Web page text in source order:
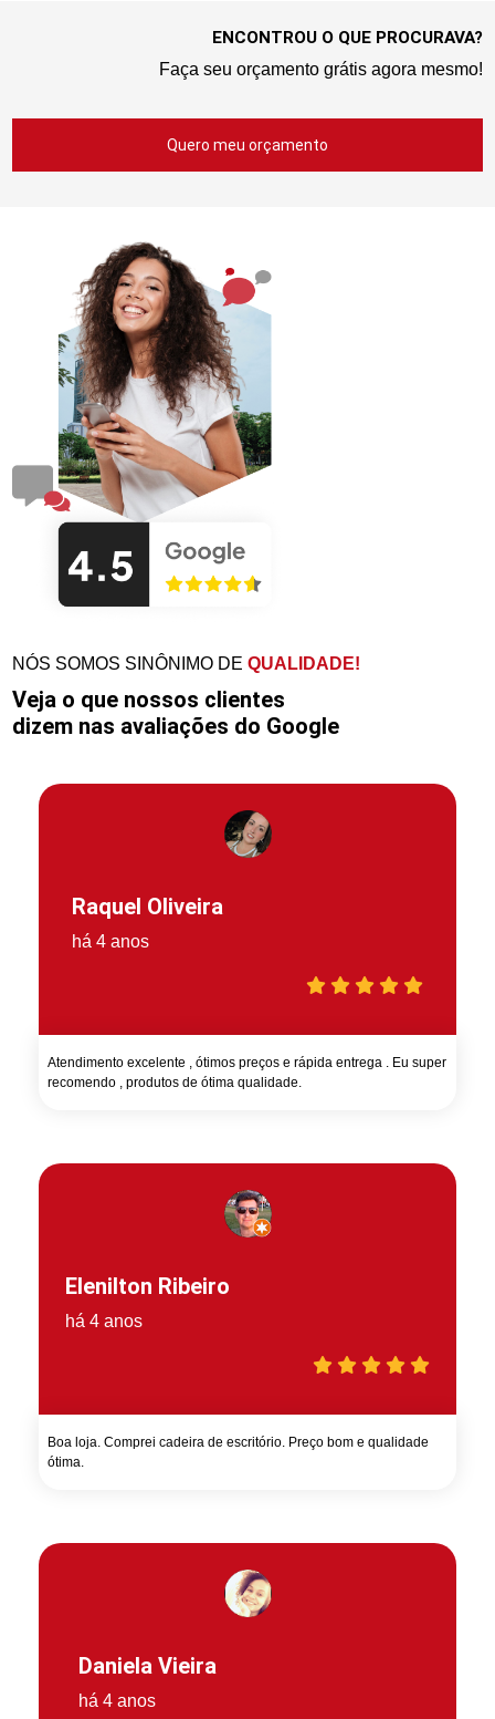
ENCONTROU O QUE PROCURAVA?
Faça seu orçamento grátis agora mesmo!
Quero meu orçamento
NÓS SOMOS SINÔNIMO DEQUALIDADE!
Veja o que nossos clientes
dizem nas avaliações do Google
Raquel Oliveira
há 4 anos
Atendimento excelente , ótimos preços e rápida entrega . Eu super
recomendo , produtos de ótima qualidade.
Elenilton Ribeiro
há 4 anos
Boa loja. Comprei cadeira de escritório. Preço bom e qualidade
ótima.
Daniela Vieira
há 4 anos